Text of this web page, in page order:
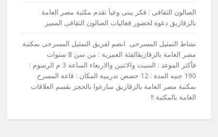
الصالون الثقافى : فكر يبنى وعياَ تقدم مكتبة مصر العامة
بالزقازيق دعوة لحضور فعاليات الصالون الثقافى المميز
نشاط التمثيل المسرحى انضم لفريق التمثيل المسرحى بمكتبة
مصر العامة بالزقازيقالفئة العمرية : من سن 8 سنوات
فأكثر الموعد : السبت والاثنين والاربعاء الساعة 3 م الرسوم :
190 جنيه المدة : 12 حصص تدريبية المكان : قاعة المسرح
بمكتبة مصر العامة بالزقازيق سارعوا بالحجز بقسم العلاقات
العامة بالمكتبة !!